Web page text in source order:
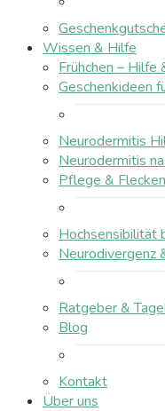
Wissen & Hilfe
Frühchen –
Geschenkideen
Neurodermitis
Neurodermitis
Pflege &
Hochsensibilität
Neurodivergenz
Ratgeber &
Blog
Kontakt
Über uns